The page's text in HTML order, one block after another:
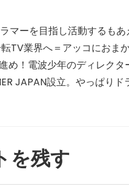
マーを目指し活動するも
転TV業界へ＝アッコにおま
め！電波少年のディレクタ
JAPAN設立。やっぱりド
を残す